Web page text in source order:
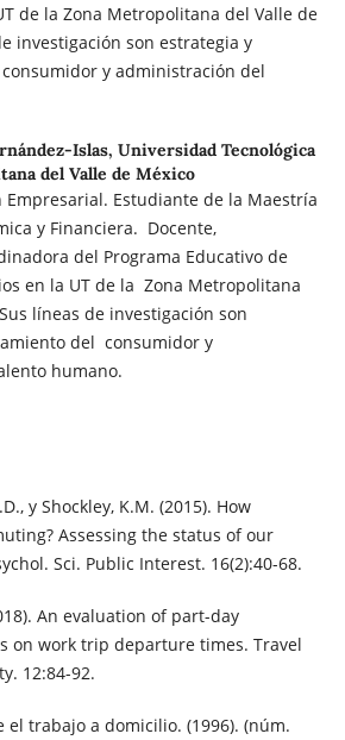
de la Zona Metropolitana del Valle de
investigación son estrategia y
y administración del
Islas, Universidad Tecnológica
del Valle de México
Empresarial. Estudiante de la Maestría
y Financiera. Docente,
del Programa Educativo de
en la UT de la Zona Metropolitana
líneas de investigación son
del consumidor y
humano.
y Shockley, K.M. (2015). How
Assessing the status of our
Sci. Public Interest. 16(2):40-68.
An evaluation of part-day
on work trip departure times. Travel
12:84-92.
el trabajo a domicilio. (1996). (núm.